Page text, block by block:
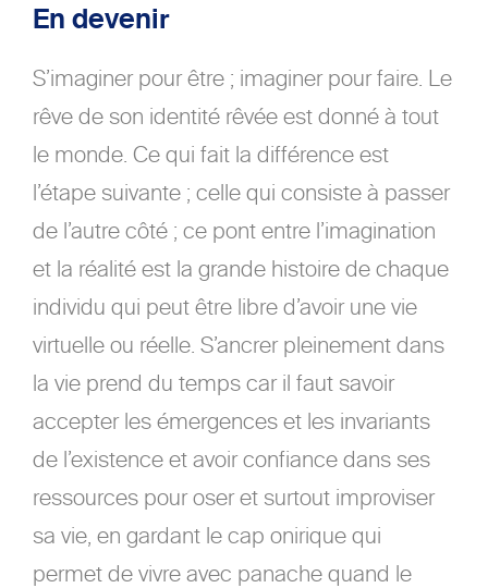
En devenir
S’imaginer pour être ; imaginer pour faire. Le
rêve de son identité rêvée est donné à tout
le monde. Ce qui fait la différence est
l’étape suivante ; celle qui consiste à passer
de l’autre côté ; ce pont entre l’imagination
et la réalité est la grande histoire de chaque
individu qui peut être libre d’avoir une vie
virtuelle ou réelle. S’ancrer pleinement dans
la vie prend du temps car il faut savoir
accepter les émergences et les invariants
de l’existence et avoir confiance dans ses
ressources pour oser et surtout improviser
sa vie, en gardant le cap onirique qui
permet de vivre avec panache quand le